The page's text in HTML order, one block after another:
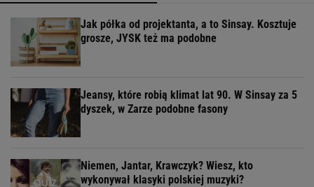
Jak półka od projektanta, a to Sinsay. Kosztuje
grosze, JYSK też ma podobne
Jeansy, które robią klimat lat 90. W Sinsay za 5
dyszek, w Zarze podobne fasony
Niemen, Jantar, Krawczyk? Wiesz, kto
wykonywał klasyki polskiej muzyki?